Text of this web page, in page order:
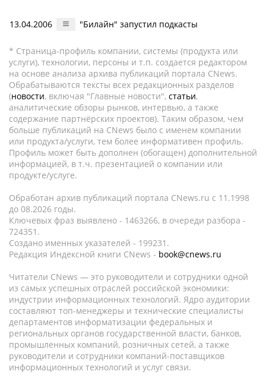
13.04.2006 "Билайн" запустил подкасты
* Страница-профиль компании, системы (продукта или
услуги), технологии, персоны и т.п. создается редактором
на основе анализа архива публикаций портала CNews.
Обрабатываются тексты всех редакционных разделов
(новости, включая "Главные новости", статьи,
аналитические обзоры рынков, интервью, а также
содержание партнёрских проектов). Таким образом, чем
больше публикаций на CNews было с именем компании
или продукта/услуги, тем более информативен профиль.
Профиль может быть дополнен (обогащен) дополнительной
информацией, в т.ч. презентацией о компании или
продукте/услуге.
Обработан архив публикаций портала CNews.ru c 11.1998
до 08.2026 годы.
Ключевых фраз выявлено - 1463266, в очереди разбора -
724351.
Создано именных указателей - 199231.
Редакция Индексной книги CNews - book@cnews.ru
Читатели CNews — это руководители и сотрудники одной
из самых успешных отраслей российской экономики:
индустрии информационных технологий. Ядро аудитории
составляют топ-менеджеры и технические специалисты
департаментов информатизации федеральных и
региональных органов государственной власти, банков,
промышленных компаний, розничных сетей, а также
руководители и сотрудники компаний-поставщиков
информационных технологий и услуг связи.